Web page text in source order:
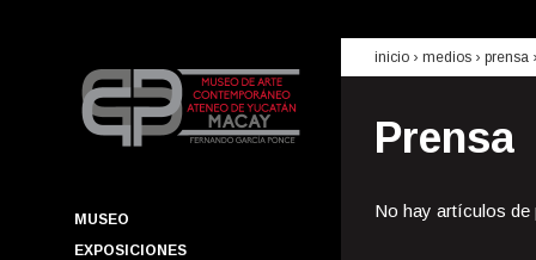
MUSEO
EXPOSICIONES
inicio › medios › prensa
Prensa
No hay artículos de